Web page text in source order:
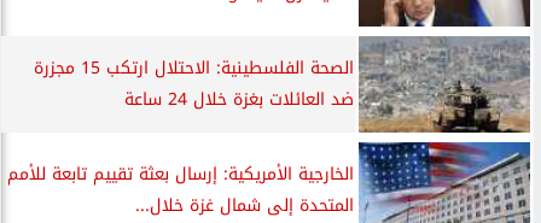
الصحة الفلسطينية: الاحتلال ارتكب 15 مجزرة
ضد العائلات بغزة خلال 24 ساعة
الخارجية الأمريكية: إرسال بعثة تقييم تابعة للأمم
المتحدة إلى شمال غزة خلال...